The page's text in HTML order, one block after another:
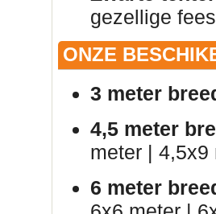
gezellige
ONZE
3 meter
4,5 meter
meter | 4,5x9
6 meter